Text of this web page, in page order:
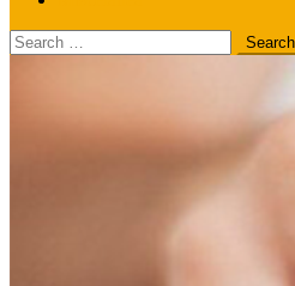
Search
for: